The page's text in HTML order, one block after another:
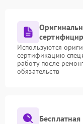
Используются
сертификацию
работу после
обязательств